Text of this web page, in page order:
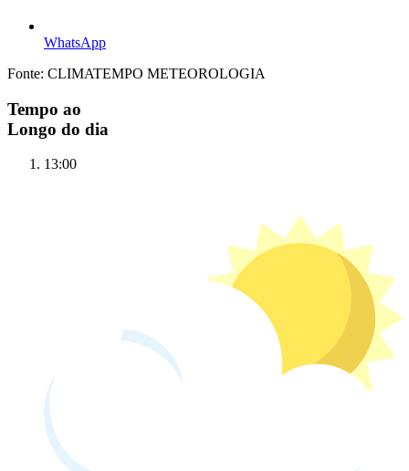
WhatsApp
Fonte: CLIMATEMPO METEOROLOGIA
Tempo ao
Longo do dia
13:00